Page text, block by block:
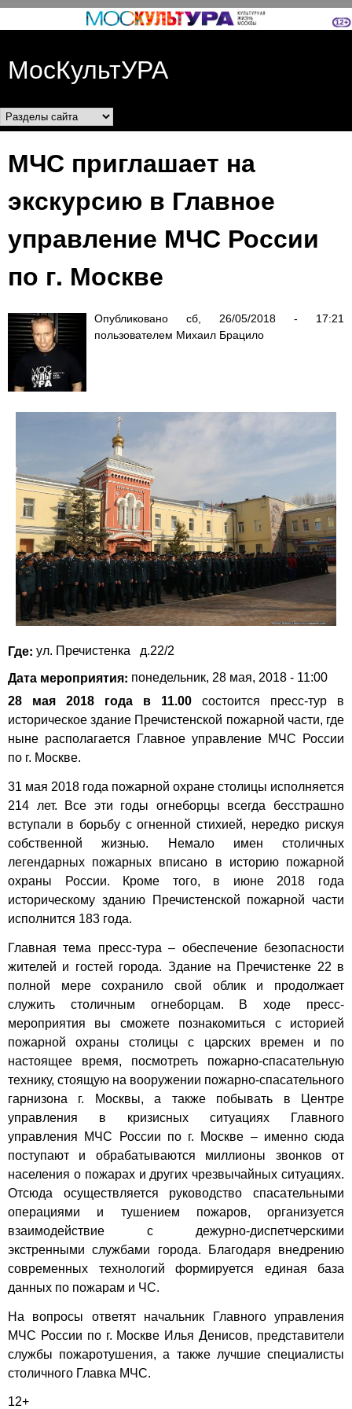
Перейти к основному
МосКультУРА
Разделы сайта
МЧС приглашает на
экскурсию в Главное
управление МЧС России
по г. Москве
Опубликовано сб, 26/05/2018 - 17:21
пользователем Михаил Брацило
Где: ул. Пречистенка д.22/2
Дата мероприятия: понедельник, 28 мая, 2018 - 11:00
28 мая 2018 года в 11.00 состоится пресс-тур в
историческое здание Пречистенской пожарной части, где
ныне располагается Главное управление МЧС России
по г. Москве.
31 мая 2018 года пожарной охране столицы исполняется
214 лет. Все эти годы огнеборцы всегда бесстрашно
вступали в борьбу с огненной стихией, нередко рискуя
собственной жизнью. Немало имен столичных
легендарных пожарных вписано в историю пожарной
охраны России. Кроме того, в июне 2018 года
историческому зданию Пречистенской пожарной части
исполнится 183 года.
Главная тема пресс-тура – обеспечение безопасности
жителей и гостей города. Здание на Пречистенке 22 в
полной мере сохранило свой облик и продолжает
служить столичным огнеборцам. В ходе пресс-
мероприятия вы сможете познакомиться с историей
пожарной охраны столицы с царских времен и по
настоящее время, посмотреть пожарно-спасательную
технику, стоящую на вооружении пожарно-спасательного
гарнизона г. Москвы, а также побывать в Центре
управления в кризисных ситуациях Главного
управления МЧС России по г. Москве – именно сюда
поступают и обрабатываются миллионы звонков от
населения о пожарах и других чрезвычайных ситуациях.
Отсюда осуществляется руководство спасательными
операциями и тушением пожаров, организуется
взаимодействие с дежурно-диспетчерскими
экстренными службами города. Благодаря внедрению
современных технологий формируется единая база
данных по пожарам и ЧС.
На вопросы ответят начальник Главного управления
МЧС России по г. Москве Илья Денисов, представители
службы пожаротушения, а также лучшие специалисты
столичного Главка МЧС.
12+